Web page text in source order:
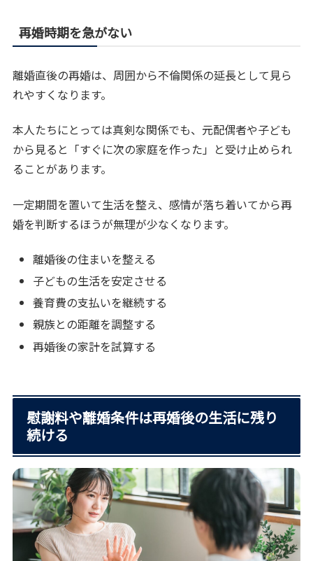
再婚時期を急がない
離婚直後の再婚は、周囲から不倫関係の延長として見ら
れやすくなります。
本人たちにとっては真剣な関係でも、元配偶者や子ども
から見ると「すぐに次の家庭を作った」と受け止められ
ることがあります。
一定期間を置いて生活を整え、感情が落ち着いてから再
婚を判断するほうが無理が少なくなります。
離婚後の住まいを整える
子どもの生活を安定させる
養育費の支払いを継続する
親族との距離を調整する
再婚後の家計を試算する
慰謝料や離婚条件は再婚後の生活に残り
続ける